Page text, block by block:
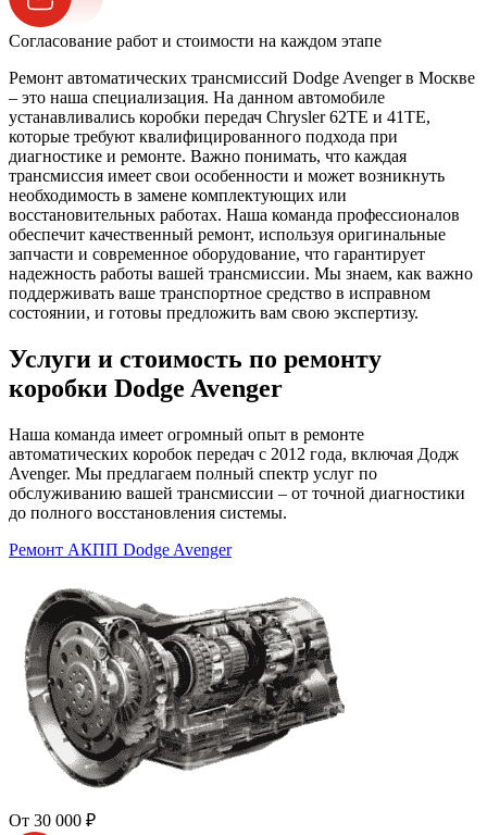
Согласование работ и стоимости на каждом этапе
Ремонт автоматических трансмиссий Dodge Avenger в Москве
– это наша специализация. На данном автомобиле
устанавливались коробки передач Chrysler 62TE и 41TE,
которые требуют квалифицированного подхода при
диагностике и ремонте. Важно понимать, что каждая
трансмиссия имеет свои особенности и может возникнуть
необходимость в замене комплектующих или
восстановительных работах. Наша команда профессионалов
обеспечит качественный ремонт, используя оригинальные
запчасти и современное оборудование, что гарантирует
надежность работы вашей трансмиссии. Мы знаем, как важно
поддерживать ваше транспортное средство в исправном
состоянии, и готовы предложить вам свою экспертизу.
Услуги и стоимость по ремонту
коробки Dodge Avenger
Наша команда имеет огромный опыт в ремонте
автоматических коробок передач с 2012 года, включая Додж
Avenger. Мы предлагаем полный спектр услуг по
обслуживанию вашей трансмиссии – от точной диагностики
до полного восстановления системы.
Ремонт АКПП Dodge Avenger
От 30 000 ₽